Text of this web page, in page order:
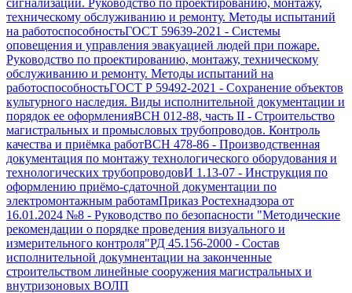
сигнализации. Руководство по проектированию, монтажу,
техническому обслуживанию и ремонту. Методы испытаний
на работоспособностьГОСТ 59639-2021 - Системы
оповещения и управления эвакуацией людей при пожаре.
Руководство по проектированию, монтажу, техническому
обслуживанию и ремонту. Методы испытаний на
работоспособностьГОСТ Р 59492-2021 - Сохранение объектов
культурного наследия. Виды исполнительной документации и
порядок ее оформленияВСН 012-88, часть II - Строительство
магистральных и промысловых трубопроводов. Контроль
качества и приёмка работВСН 478-86 - Производственная
документация по монтажу технологического оборудования и
технологических трубопроводовИ 1.13-07 - Инструкция по
оформлению приёмо-сдаточной документации по
электромонтажным работамПриказ Ростехнадзора от
16.01.2024 №8 - Руководство по безопасности "Методические
рекомендации о порядке проведения визуального и
измерительного контроля"РД 45.156-2000 - Состав
исполнительной докумнентации на законченные
строительством линейные сооружения магистральных и
внутризоновых ВОЛП